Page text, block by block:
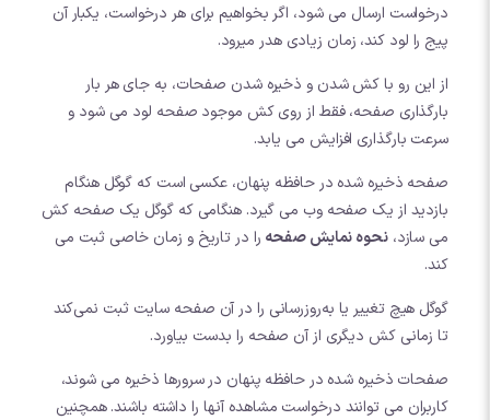
درخواست ارسال می شود، اگر بخواهیم برای هر درخواست، یکبار آن
پیج را لود کند، زمان زیادی هدر میرود.
از این رو با کش شدن و ذخیره شدن صفحات، به جای هر بار
بارگذاری صفحه، فقط از روی کش موجود صفحه لود می شود و
سرعت بارگذاری افزایش می یابد.
صفحه ذخیره شده در حافظه پنهان، عکسی است که گوگل هنگام
بازدید از یک صفحه وب می گیرد. هنگامی که گوگل یک صفحه کش
می سازد،نحوه نمایش صفحه را در تاریخ و زمان خاصی ثبت می
کند.
گوگل هیچ تغییر یا به‌روزرسانی را در آن صفحه سایت ثبت نمی‌کند
تا زمانی کش دیگری از آن صفحه را بدست بیاورد.
صفحات ذخیره شده در حافظه پنهان در سرورها ذخیره می شوند،
کاربران می توانند درخواست مشاهده آنها را داشته باشند. همچنین